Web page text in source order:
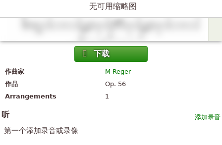
无可用缩略图
下载
作曲家
M Reger
作品
Op. 56
Arrangements
1
添加录音
听
第一个添加录音或录像